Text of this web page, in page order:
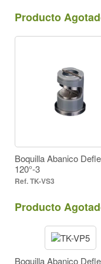
Producto
Boquilla Abanico
120°-3
TK-VS3
Producto
Boquilla Abanico